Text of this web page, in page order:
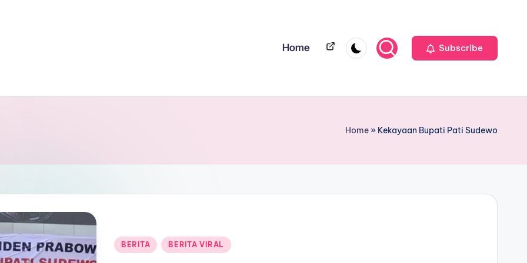
Home Home Subscribe
Home» Kekayaan Bupati Pati Sudewo
Posted
BERITA BERITA VIRAL